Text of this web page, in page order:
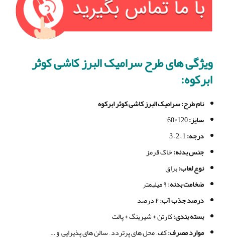
ویژگی های طرح سرامیک البرز کاشی کوثر
ابرکوه:
نام طرح: سرامیک البرز کاشی کوثر ابرکوه
سایز:
درجه:
1 – 2 – 3
جنس بدنه:خاک قرمز
نوع لعاب:براق
ضخامت بدنه:
درصد جذب آب:
بسته بندی:کارتن + شیرینگ + پالت
موارد مصرف:کف – محل های پرتردد – سالن های پذیرایی و …